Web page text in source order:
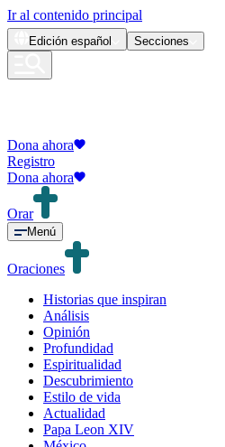
Ir al contenido principal
Edición español Secciones
Dona ahora
Registro
Dona ahora
Orar
Menú
Oraciones
Historias que inspiran
Análisis
Opinión
Profundidad
Espiritualidad
Descubrimiento
Estilo de vida
Actualidad
Papa Leon XIV